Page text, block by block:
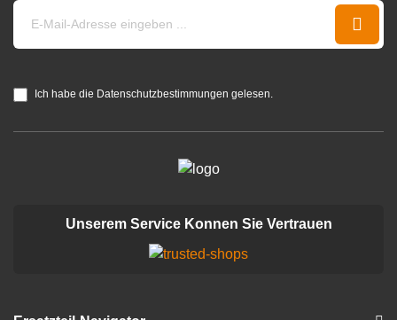
Ich habe die Datenschutzbestimmungen gelesen.
Unserem Service Konnen Sie Vertrauen